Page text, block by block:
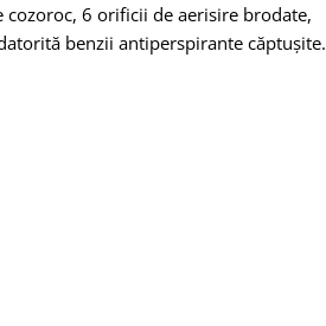
6 orificii de aerisire brodate,
benzii antiperspirante căptușite.